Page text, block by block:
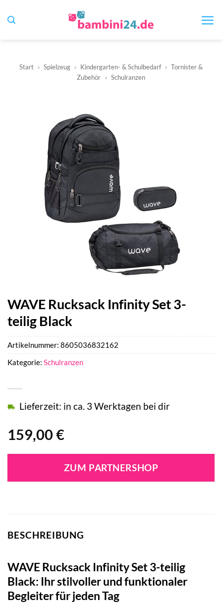
Inhalt
Start » Spielzeug » Kindergarten- & Schulbedarf » Tornister &
Zubehör » Schulranzen
WAVE Rucksack Infinity Set 3-
teilig Black
159,00 €
Lieferzeit: in ca. 3 Werktagen bei dir
ZUM PARTNERSHOP
Artikelnummer: 8605036832162
Kategorie: Schulranzen
BESCHREIBUNG
WAVE Rucksack Infinity Set 3-teilig
Black: Ihr stilvoller und funktionaler
Begleiter für jeden Tag